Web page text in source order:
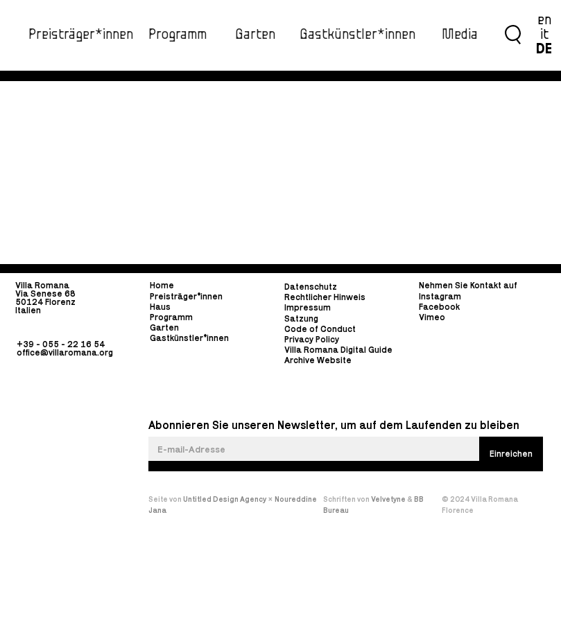
Preisträger*innen Programm Garten Gastkünstler*innen Media
en
it
DE
Villa Romana
Via Senese 68
50124 Florenz
Italien
+39 - 055 - 22 16 54
office@villaromana.org
Home
Preisträger*innen
Haus
Programm
Garten
Gastkünstler*innen
Datenschutz
Rechtlicher Hinweis
Impressum
Satzung
Code of Conduct
Privacy Policy
Villa Romana Digital Guide
Archive Website
Nehmen Sie Kontakt auf
Instagram
Facebook
Vimeo
Abonnieren Sie unseren Newsletter, um auf dem Laufenden zu bleiben
Seite von Untitled Design Agency× Noureddine
Jana
Schriften von Velvetyne & BB
Bureau
© 2024 Villa Romana
Florence